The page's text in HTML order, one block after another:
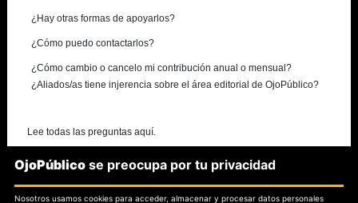
¿Hay otras formas de apoyarlos?
¿Cómo puedo contactarlos?
¿Cómo cambio o cancelo mi contribución anual o mensual?
¿Aliados/as tiene injerencia sobre el área editorial de OjoPúblico?
Lee todas las preguntas aquí.
¿Necesitas más información?
OjoPúblico se preocupa por tu privacidad
Nosotros usamos cookies para acceder, almacenar y procesar datos personales